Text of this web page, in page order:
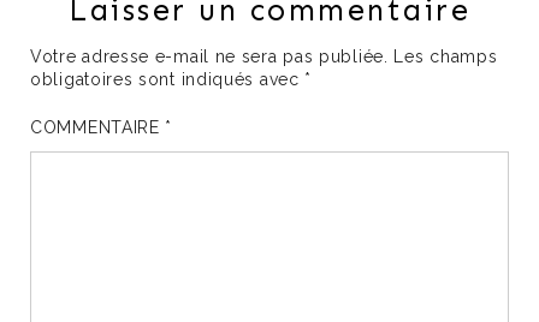
Laisser un commentaire
Votre adresse e-mail ne sera pas publiée. Les champs
obligatoires sont indiqués avec *
COMMENTAIRE *